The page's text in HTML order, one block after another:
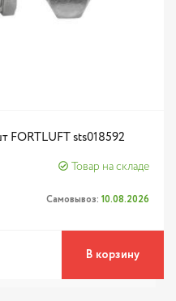
FORTLUFT sts018592
Товар на складе
Самовывоз: 10.08.2026
В корзину